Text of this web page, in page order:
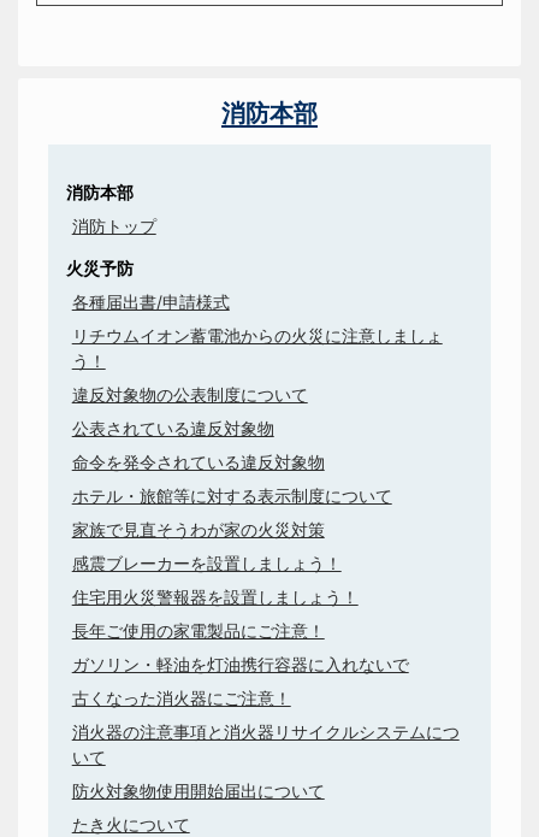
消防本部
消防本部
消防トップ
火災予防
各種届出書/申請様式
リチウムイオン蓄電池からの火災に注意しましょ
う！
違反対象物の公表制度について
公表されている違反対象物
命令を発令されている違反対象物
ホテル・旅館等に対する表示制度について
家族で見直そうわが家の火災対策
感震ブレーカーを設置しましょう！
住宅用火災警報器を設置しましょう！
長年ご使用の家電製品にご注意！
ガソリン・軽油を灯油携行容器に入れないで
古くなった消火器にご注意！
消火器の注意事項と消火器リサイクルシステムにつ
いて
防火対象物使用開始届出について
たき火について